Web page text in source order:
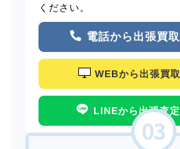
ください。
電話から出張買
WEBから出張買
LINEから出張査